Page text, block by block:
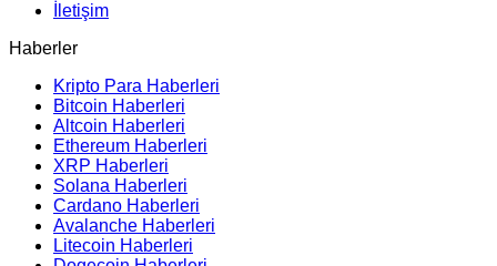
İletişim
Haberler
Kripto Para Haberleri
Bitcoin Haberleri
Altcoin Haberleri
Ethereum Haberleri
XRP Haberleri
Solana Haberleri
Cardano Haberleri
Avalanche Haberleri
Litecoin Haberleri